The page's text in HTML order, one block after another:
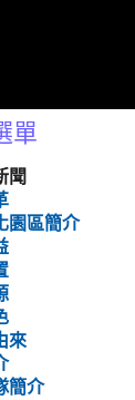
單
聞
園區簡介
來
簡介